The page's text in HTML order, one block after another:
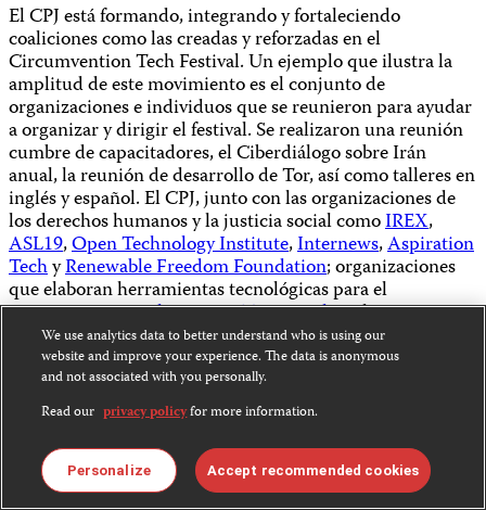
El CPJ está formando, integrando y fortaleciendo
coaliciones como las creadas y reforzadas en el
Circumvention Tech Festival. Un ejemplo que ilustra la
amplitud de este movimiento es el conjunto de
organizaciones e individuos que se reunieron para ayudar
a organizar y dirigir el festival. Se realizaron una reunión
cumbre de capacitadores, el Ciberdiálogo sobre Irán
anual, la reunión de desarrollo de Tor, así como talleres en
inglés y español. El CPJ, junto con las organizaciones de
los derechos humanos y la justicia social comoIREX,
ASL19,Open Technology Institute,Internews,Aspiration
TechyRenewable Freedom Foundation; organizaciones
que elaboran herramientas tecnológicas para el
anonimato comoel Proyecto ToryPsiphon; las
organizaciones de periodismoCentro del Periodismo
Europeoy laUnión de Periodistas Valencianos; y el
espacio de creación e innovación
todos involucrados en la realización del festival.
We use analytics data to better understand who is using our
website and improve your experience. The data is anonymous
and not associated with you personally.
Read our privacy policyfor more information.
Personalize Accept recommended cookies